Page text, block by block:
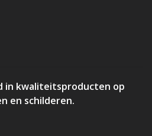
in kwaliteitsproducten op
en schilderen.